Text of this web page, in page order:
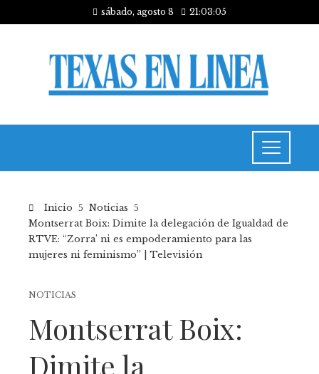
sábado, agosto 8 21:03:06
Inicio
Noticias
Montserrat Boix: Dimite la delegación de Igualdad de
RTVE: “Zorra’ ni es empoderamiento para las
mujeres ni feminismo” | Televisión
NOTICIAS
Montserrat Boix:
Dimite la